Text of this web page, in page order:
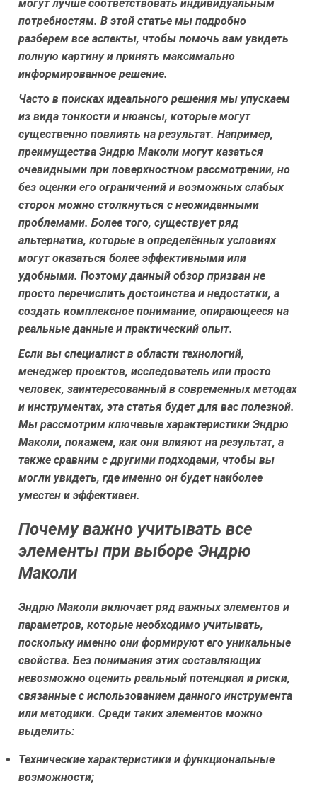
могут лучше соответствовать индивидуальным
потребностям. В этой статье мы подробно
разберем все аспекты, чтобы помочь вам увидеть
полную картину и принять максимально
информированное решение.
Часто в поисках идеального решения мы упускаем
из вида тонкости и нюансы, которые могут
существенно повлиять на результат. Например,
преимущества Эндрю Маколи могут казаться
очевидными при поверхностном рассмотрении, но
без оценки его ограничений и возможных слабых
сторон можно столкнуться с неожиданными
проблемами. Более того, существует ряд
альтернатив, которые в определённых условиях
могут оказаться более эффективными или
удобными. Поэтому данный обзор призван не
просто перечислить достоинства и недостатки, а
создать комплексное понимание, опирающееся на
реальные данные и практический опыт.
Если вы специалист в области технологий,
менеджер проектов, исследователь или просто
человек, заинтересованный в современных методах
и инструментах, эта статья будет для вас полезной.
Мы рассмотрим ключевые характеристики Эндрю
Маколи, покажем, как они влияют на результат, а
также сравним с другими подходами, чтобы вы
могли увидеть, где именно он будет наиболее
уместен и эффективен.
Почему важно учитывать все
элементы при выборе Эндрю
Маколи
Эндрю Маколи включает ряд важных элементов и
параметров, которые необходимо учитывать,
поскольку именно они формируют его уникальные
свойства. Без понимания этих составляющих
невозможно оценить реальный потенциал и риски,
связанные с использованием данного инструмента
или методики. Среди таких элементов можно
выделить:
Технические характеристики и функциональные
возможности;